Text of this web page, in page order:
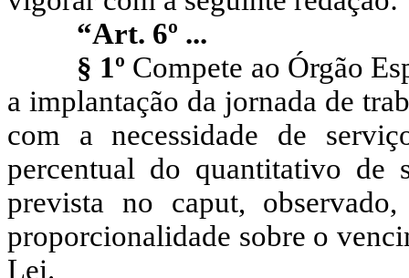
“Art. 6º ...
§ 1º Compete ao Órgão
a implantação da jornada de
com a necessidade de
percentual do quantitativo de
prevista no caput,
proporcionalidade sobre o
Lei.